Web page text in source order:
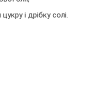
і дрібку солі.